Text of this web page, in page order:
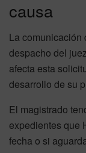
causa
La comunicación
despacho del
afecta esta
desarrollo de su
El magistrado
expedientes que
fecha o si